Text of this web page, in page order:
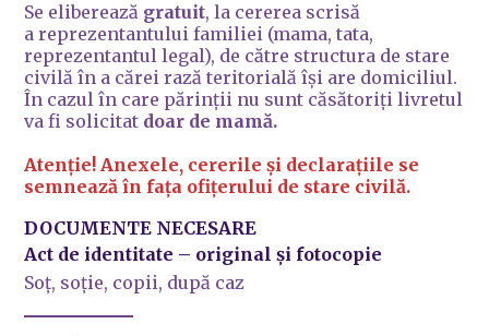
Se eliberează gratuit, la cererea scrisă
a reprezentantului familiei (mama, tata,
reprezentantul legal), de către structura de stare
civilă în a cărei rază teritorială îşi are domiciliul.
În cazul în care părinţii nu sunt căsătoriți livretul
va fi solicitat doar de mamă.
Atenție! Anexele, cererile și declarațiile se
semnează în fața ofițerului de stare civilă.
DOCUMENTE NECESARE
Act de identitate – original și fotocopie
Soț, soție, copii, după caz